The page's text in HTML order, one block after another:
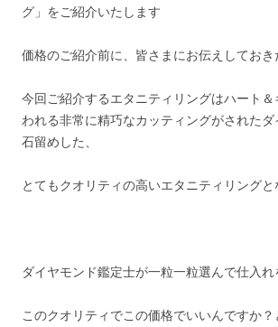
グ」をご紹介いたします
価格のご紹介前に、皆さまにお伝えしておき
今回ご紹介するエタニティリングはハート
われる非常に精巧なカッティングがされた
石留めした、
とてもクオリティの高いエタニティリングと
ダイヤモンド鑑定士が一粒一粒選んで仕入れ
このクオリティでこの価格でいいんですか